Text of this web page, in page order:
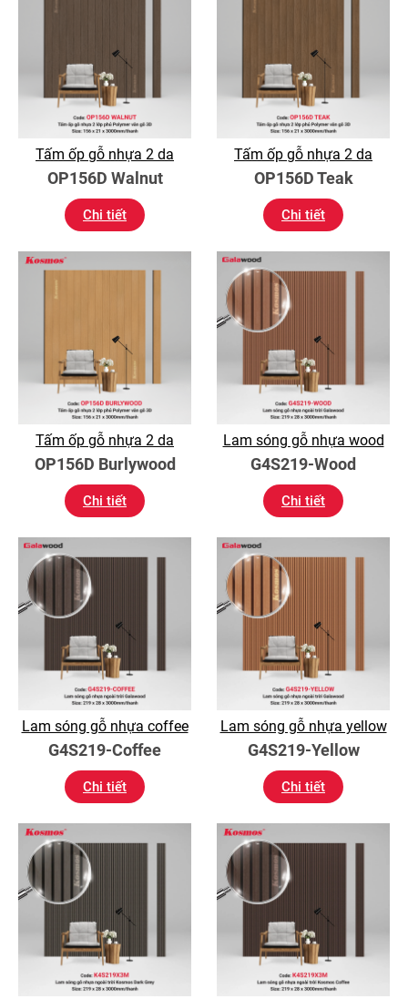
Tấm ốp gỗ nhựa 2 da
OP156D Walnut
Chi tiết
Tấm ốp gỗ nhựa 2 da
OP156D Teak
Chi tiết
Tấm ốp gỗ nhựa 2 da
OP156D Burlywood
Chi tiết
Lam sóng gỗ nhựa wood
G4S219-Wood
Chi tiết
Lam sóng gỗ nhựa coffee
G4S219-Coffee
Chi tiết
Lam sóng gỗ nhựa yellow
G4S219-Yellow
Chi tiết